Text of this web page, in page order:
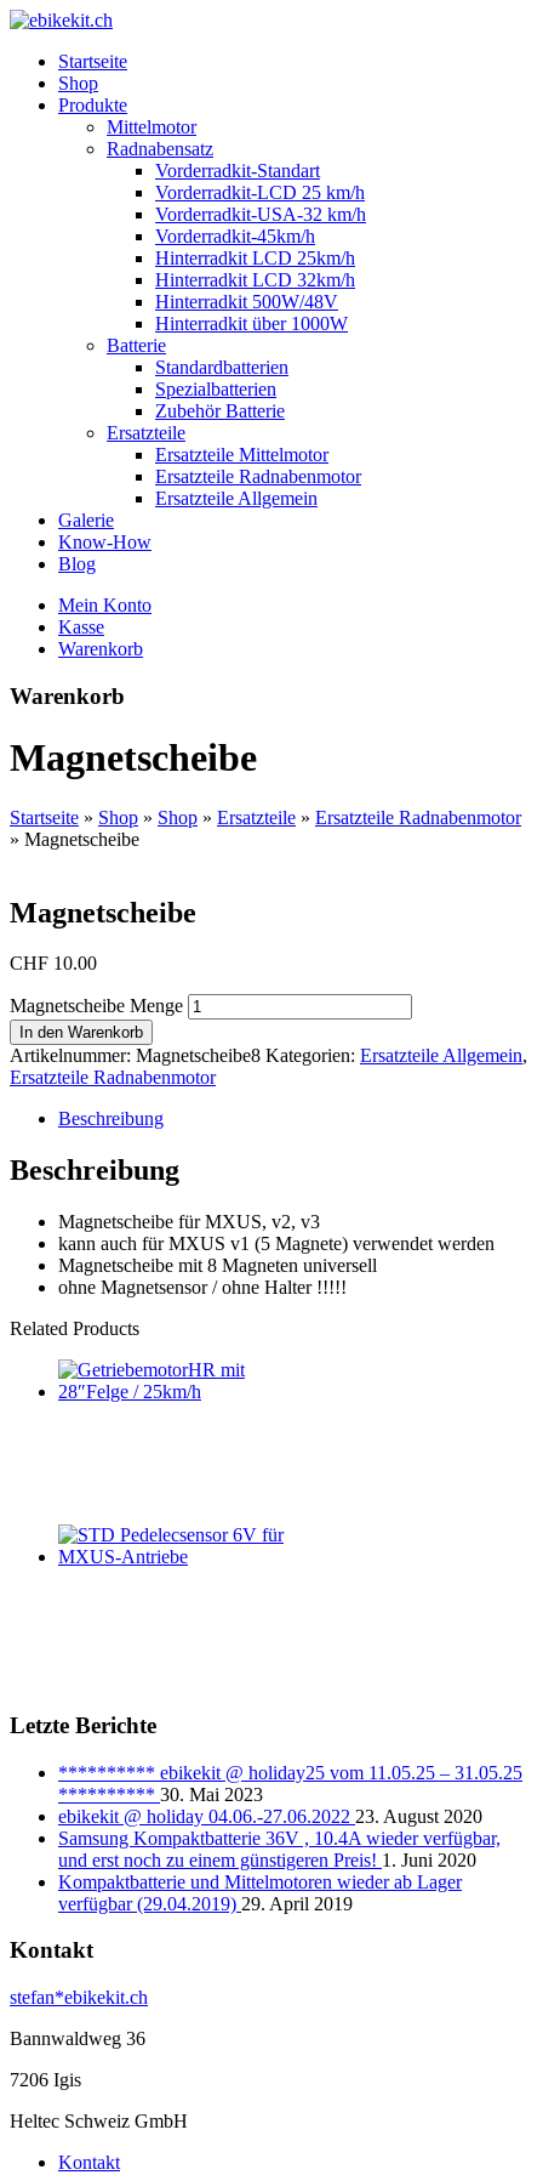
Startseite
Shop
Produkte
Mittelmotor
Radnabensatz
Vorderradkit-Standart
Vorderradkit-LCD 25 km/h
Vorderradkit-USA-32 km/h
Vorderradkit-45km/h
Hinterradkit LCD 25km/h
Hinterradkit LCD 32km/h
Hinterradkit 500W/48V
Hinterradkit über 1000W
Batterie
Standardbatterien
Spezialbatterien
Zubehör Batterie
Ersatzteile
Ersatzteile Mittelmotor
Ersatzteile Radnabenmotor
Ersatzteile Allgemein
Galerie
Know-How
Blog
Mein Konto
Kasse
Warenkorb
Warenkorb
Magnetscheibe
Startseite » Shop » Shop » Ersatzteile » Ersatzteile Radnabenmotor
» Magnetscheibe
Magnetscheibe
CHF 10.00
Magnetscheibe Menge
In den Warenkorb
Artikelnummer: Magnetscheibe8 Kategorien: Ersatzteile Allgemein,
Ersatzteile Radnabenmotor
Beschreibung
Beschreibung
Magnetscheibe für MXUS, v2, v3
kann auch für MXUS v1 (5 Magnete) verwendet werden
Magnetscheibe mit 8 Magneten universell
ohne Magnetsensor / ohne Halter !!!!!
Related Products
Letzte Berichte
********** ebikekit @ holiday25 vom 11.05.25 – 31.05.25
********** 30. Mai 2023
ebikekit @ holiday 04.06.-27.06.2022 23. August 2020
Samsung Kompaktbatterie 36V , 10.4A wieder verfügbar,
und erst noch zu einem günstigeren Preis! 1. Juni 2020
Kompaktbatterie und Mittelmotoren wieder ab Lager
verfügbar (29.04.2019) 29. April 2019
Kontakt
stefan*ebikekit.ch
Bannwaldweg 36
7206 Igis
Heltec Schweiz GmbH
Kontakt